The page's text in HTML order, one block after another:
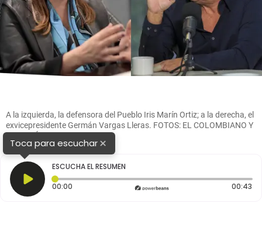
A la izquierda, la defensora del Pueblo Iris Marín Ortiz; a la derecha, el
exvicepresidente Germán Vargas Lleras. FOTOS: EL COLOMBIANO Y
CORTESÍA
Toca para escuchar×
ESCUCHA EL RESUMEN
00:00 Tiempo transcurrido: 0 segundos 00:43